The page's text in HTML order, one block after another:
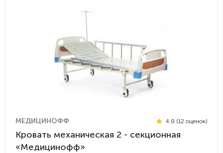
МЕДИЦИНОФФ 4.8 (12 оценок)
Кровать механическая 2 - секционная
«Медицинофф»